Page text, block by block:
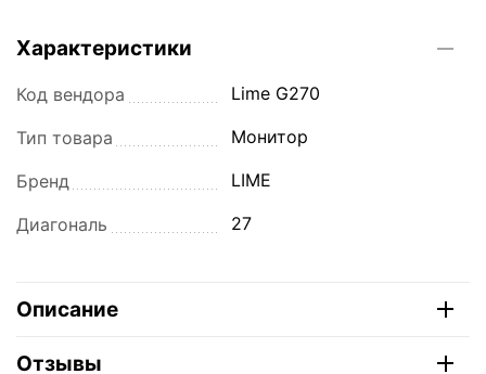
Характеристики
Код вендора Lime G270
Тип товара Монитор
Бренд LIME
Диагональ 27
Описание
Отзывы